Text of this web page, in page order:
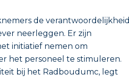
de verantwoordelijkheid
neerleggen. Er zijn
initiatief nemen om
het personeel te stimuleren.
bij het Radboudumc, legt